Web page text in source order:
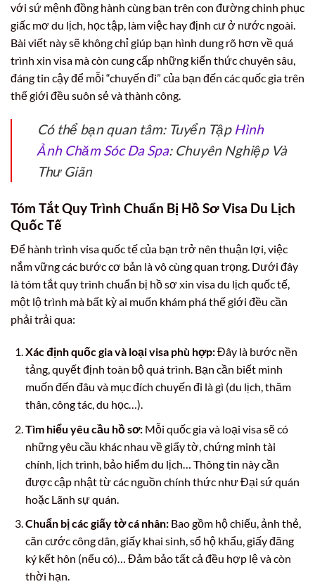
với sứ mệnh đồng hành cùng bạn trên con đường chinh phục
giấc mơ du lịch, học tập, làm việc hay định cư ở nước ngoài.
Bài viết này sẽ không chỉ giúp bạn hình dung rõ hơn về quá
trình xin visa mà còn cung cấp những kiến thức chuyên sâu,
đáng tin cậy để mỗi “chuyến đi” của bạn đến các quốc gia trên
thế giới đều suôn sẻ và thành công.
Có thể bạn quan tâm: Tuyển Tập Hình
Ảnh Chăm Sóc Da Spa: Chuyên Nghiệp Và
Thư Giãn
Tóm Tắt Quy Trình Chuẩn Bị Hồ Sơ Visa Du Lịch
Quốc Tế
Để hành trình visa quốc tế của bạn trở nên thuận lợi, việc
nắm vững các bước cơ bản là vô cùng quan trọng. Dưới đây
là tóm tắt quy trình chuẩn bị hồ sơ xin visa du lịch quốc tế,
một lộ trình mà bất kỳ ai muốn khám phá thế giới đều cần
phải trải qua:
Xác định quốc gia và loại visa phù hợp:Đây là bước nền
tảng, quyết định toàn bộ quá trình. Bạn cần biết mình
muốn đến đâu và mục đích chuyến đi là gì (du lịch, thăm
thân, công tác, du học…).
Tìm hiểu yêu cầu hồ sơ:Mỗi quốc gia và loại visa sẽ có
những yêu cầu khác nhau về giấy tờ, chứng minh tài
chính, lịch trình, bảo hiểm du lịch… Thông tin này cần
được cập nhật từ các nguồn chính thức như Đại sứ quán
hoặc Lãnh sự quán.
Chuẩn bị các giấy tờ cá nhân:Bao gồm hộ chiếu, ảnh thẻ,
căn cước công dân, giấy khai sinh, sổ hộ khẩu, giấy đăng
ký kết hôn (nếu có)… Đảm bảo tất cả đều hợp lệ và còn
thời hạn.